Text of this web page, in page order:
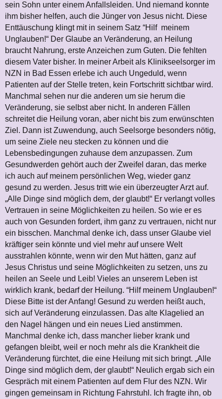
sein Sohn unter einem Anfallsleiden. Und niemand konnte
ihm bisher helfen, auch die Jünger von Jesus nicht. Diese
Enttäuschung klingt mit in seinem Satz “Hilf meinem
Unglauben!“ Der Glaube an Veränderung, an Heilung
braucht Nahrung, erste Anzeichen zum Guten. Die fehlten
diesem Vater bisher. In meiner Arbeit als Klinikseelsorger im
NZN in Bad Essen erlebe ich auch Ungeduld, wenn
Patienten auf der Stelle treten, kein Fortschritt sichtbar wird.
Manchmal sehen nur die anderen um sie herum die
Veränderung, sie selbst aber nicht. In anderen Fällen
schreitet die Heilung voran, aber nicht bis zum erwünschten
Ziel. Dann ist Zuwendung, auch Seelsorge besonders nötig,
um seine Ziele neu stecken zu können und die
Lebensbedingungen zuhause dem anzupassen. Zum
Gesundwerden gehört auch der Zweifel daran, das merke
ich auch auf meinem persönlichen Weg, wieder ganz
gesund zu werden. Jesus tritt wie ein überzeugter Arzt auf.
„Alle Dinge sind möglich dem, der glaubt!“ Er verlangt volles
Vertrauen in seine Möglichkeiten zu heilen. So wie er es
auch von Gesunden fordert, ihm ganz zu vertrauen, nicht nur
ein bisschen. Manchmal denke ich, dass unser Glaube viel
kräftiger sein könnte und viel mehr auf unsere Welt
ausstrahlen könnte, wenn wir den Mut hätten, ganz auf
Jesus Christus und seine Möglichkeiten zu setzen, uns zu
heilen an Seele und Leib! Vieles an unserem Leben ist
wirklich krank, bedarf der Heilung. “Hilf meinem Unglauben!“
Diese Bitte ist der Anfang! Gesund zu werden heißt auch,
sich auf Veränderung einzulassen. Das alte Klagelied an
den Nagel hängen und ein neues Lied anstimmen.
Manchmal denke ich, dass mancher lieber krank und
gefangen bleibt, weil er noch mehr als die Krankheit die
Veränderung fürchtet, die eine Heilung mit sich bringt. „Alle
Dinge sind möglich dem, der glaubt!“ Neulich ergab sich ein
Gespräch mit einem Patienten auf dem Flur des NZN. Wir
gingen gemeinsam in Richtung Fahrstuhl. Ich fragte ihn, ob